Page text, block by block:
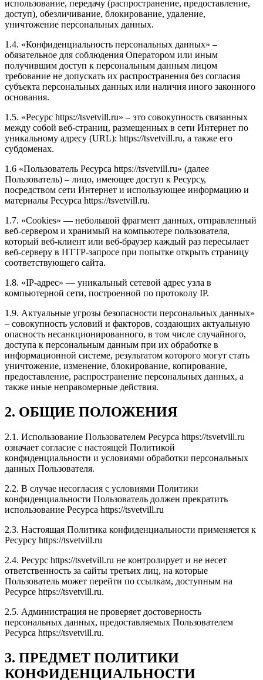
использование, передачу (распространение, предоставление,
доступ), обезличивание, блокирование, удаление,
уничтожение персональных данных.
1.4. «Конфиденциальность персональных данных» –
обязательное для соблюдения Оператором или иным
получившим доступ к персональным данным лицом
требование не допускать их распространения без согласия
субъекта персональных данных или наличия иного законного
основания.
1.5. «Ресурс https://tsvetvill.ru» – это совокупность связанных
между собой веб-страниц, размещенных в сети Интернет по
уникальному адресу (URL): https://tsvetvill.ru, а также его
субдоменах.
1.6 «Пользователь Ресурса https://tsvetvill.ru» (далее
Пользователь) – лицо, имеющее доступ к Ресурсу,
посредством сети Интернет и использующее информацию и
материалы Ресурса https://tsvetvill.ru.
1.7. «Cookies» — небольшой фрагмент данных, отправленный
веб-сервером и хранимый на компьютере пользователя,
который веб-клиент или веб-браузер каждый раз пересылает
веб-серверу в HTTP-запросе при попытке открыть страницу
соответствующего сайта.
1.8. «IP-адрес» — уникальный сетевой адрес узла в
компьютерной сети, построенной по протоколу IP.
1.9. Актуальные угрозы безопасности персональных данных»
– совокупность условий и факторов, создающих актуальную
опасность несанкционированного, в том числе случайного,
доступа к персональным данным при их обработке в
информационной системе, результатом которого могут стать
уничтожение, изменение, блокирование, копирование,
предоставление, распространение персональных данных, а
также иные неправомерные действия.
2. ОБЩИЕ ПОЛОЖЕНИЯ
2.1. Использование Пользователем Ресурса https://tsvetvill.ru
означает согласие с настоящей Политикой
конфиденциальности и условиями обработки персональных
данных Пользователя.
2.2. В случае несогласия с условиями Политики
конфиденциальности Пользователь должен прекратить
использование Ресурса https://tsvetvill.ru
2.3. Настоящая Политика конфиденциальности применяется к
Ресурсу https://tsvetvill.ru
2.4. Ресурс https://tsvetvill.ru не контролирует и не несет
ответственность за сайты третьих лиц, на которые
Пользователь может перейти по ссылкам, доступным на
Ресурсе https://tsvetvill.ru.
2.5. Администрация не проверяет достоверность
персональных данных, предоставляемых Пользователем
Ресурса https://tsvetvill.ru.
3. ПРЕДМЕТ ПОЛИТИКИ
КОНФИДЕНЦИАЛЬНОСТИ